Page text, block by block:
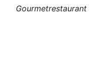
Gourmetrestaurant